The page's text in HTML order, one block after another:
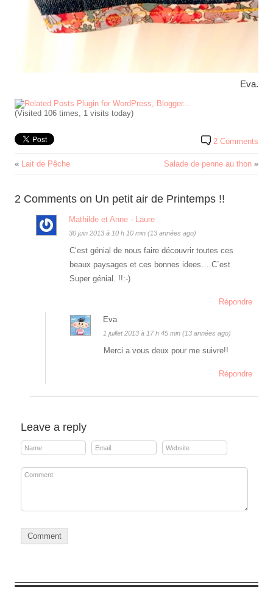
Eva.
(Visited 106 times, 1 visits today)
2 Comments
« Lait de Pêche Salade de penne au thon »
2 Comments on Un petit air de Printemps !!
Mathilde et Anne - Laure
30 juin 2013 à 10 h 10 min (13 années ago)
C‘est génial de nous faire découvrir toutes ces
beaux paysages et ces bonnes idees….C`est
Super génial. !!:-)
Répondre
Eva
1 juillet 2013 à 17 h 45 min (13 années ago)
Merci a vous deux pour me suivre!!
Répondre
Leave a reply